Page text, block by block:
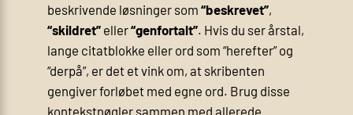
beskrivende løsninger som “beskrevet”,
“skildret”eller“genfortalt”. Hvis du ser årstal,
lange citatblokke eller ord som “herefter” og
“derpå”, er det et vink om, at skribenten
gengiver forløbet med egne ord. Brug disse
kontekstnøgler sammen med allerede